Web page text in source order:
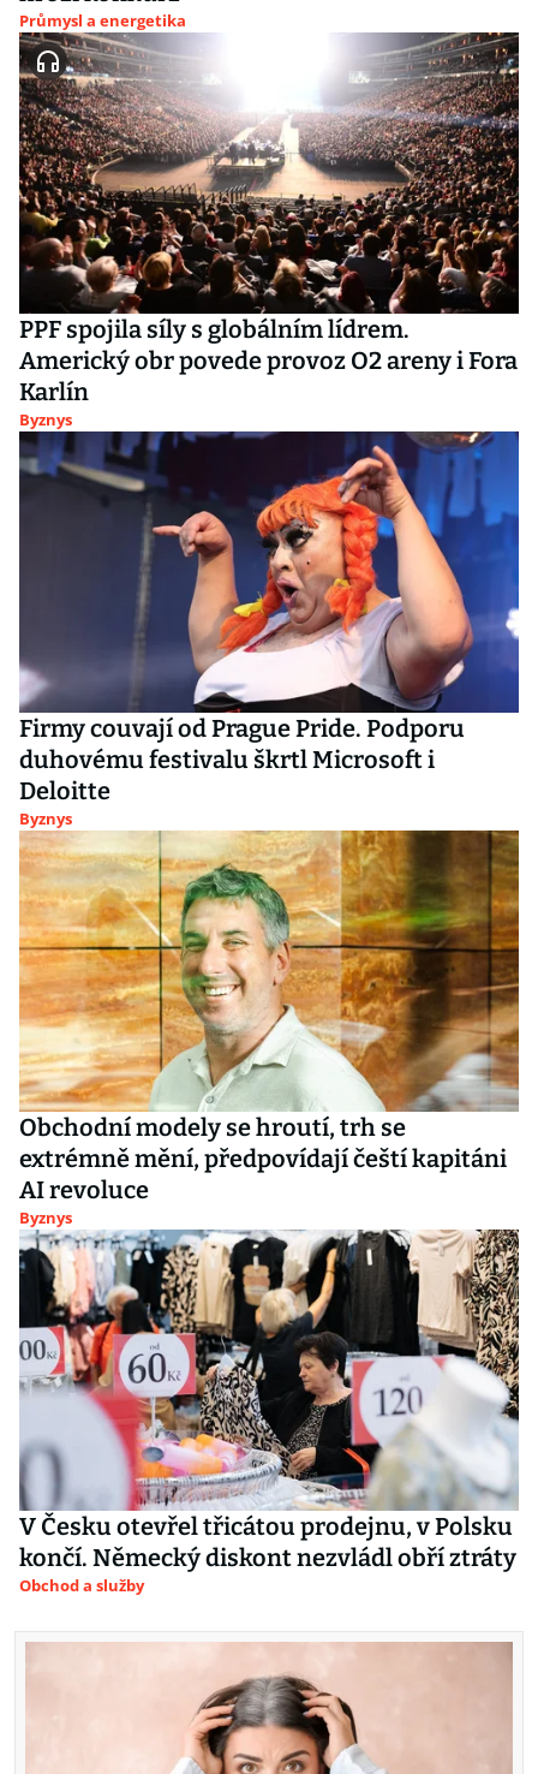
Průmysl a energetika
PPF spojila síly s globálním lídrem.
Americký obr povede provoz O2 areny i Fora
Karlín
Byznys
Firmy couvají od Prague Pride. Podporu
duhovému festivalu škrtl Microsoft i
Deloitte
Byznys
Obchodní modely se hroutí, trh se
extrémně mění, předpovídají čeští kapitáni
AI revoluce
Byznys
V Česku otevřel třicátou prodejnu, v Polsku
končí. Německý diskont nezvládl obří ztráty
Obchod a služby